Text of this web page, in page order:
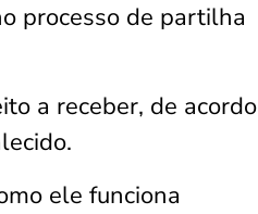
processo de partilha
a receber, de acordo
ele funciona